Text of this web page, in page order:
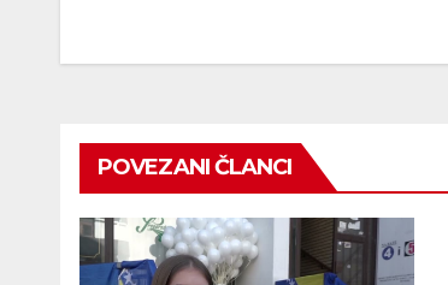
POVEZANI ČLANCI